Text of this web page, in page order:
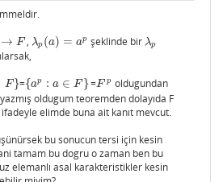
→ F , λp (a) = ap
λp(a)= ap şeklinde bir λp
λp
F }={ap : a ∈ F }
{ap: a ∈F } =F p
Fp oldugundan
oldugum teoremden dolayıda F
elimde buna ait kanıt mevcut.
bu sonucun tersi için kesin
tamam bu dogru o zaman ben bu
elemanlı asal karakteristikler kesin